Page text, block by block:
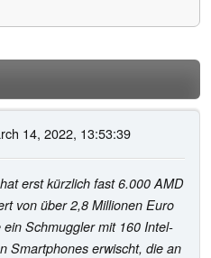
14, 2022, 13:53:39
erst kürzlich fast 6.000 AMD
von über 2,8 Millionen Euro
Schmuggler mit 160 Intel-
Smartphones erwischt, die an